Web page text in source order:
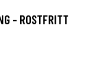
- ROSTFRITT